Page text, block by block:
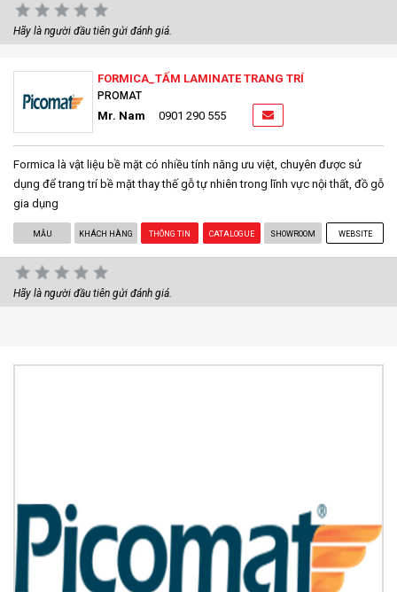
Hãy là người đầu tiên gửi đánh giá.
FORMICA_TẤM LAMINATE TRANG TRÍ
PROMAT
Mr. Nam 0901 290 555
Formica là vật liệu bề mặt có nhiều tính năng ưu việt, chuyên được sử
dụng để trang trí bề mặt thay thế gỗ tự nhiên trong lĩnh vực nội thất, đồ gỗ
gia dụng
MẪU KHÁCH HÀNG THÔNG TIN CATALOGUE SHOWROOM WEBSITE
Hãy là người đầu tiên gửi đánh giá.